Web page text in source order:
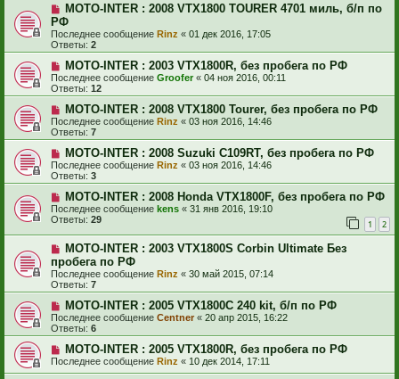
MOTO-INTER : 2008 VTX1800 TOURER 4701 миль, б/п по
РФ
Последнее сообщение Rinz « 01 дек 2016, 17:05
Ответы: 2
MOTO-INTER : 2003 VTX1800R, без пробега по РФ
Последнее сообщение Groofer« 04 ноя 2016, 00:11
Ответы: 12
MOTO-INTER : 2008 VTX1800 Tourer, без пробега по РФ
Последнее сообщение Rinz « 03 ноя 2016, 14:46
Ответы: 7
MOTO-INTER : 2008 Suzuki C109RT, без пробега по РФ
Последнее сообщение Rinz « 03 ноя 2016, 14:46
Ответы: 3
MOTO-INTER : 2008 Honda VTX1800F, без пробега по РФ
Последнее сообщение kens « 31 янв 2016, 19:10
Ответы: 29 1 2
MOTO-INTER : 2003 VTX1800S Corbin Ultimate Без
пробега по РФ
Последнее сообщение Rinz « 30 май 2015, 07:14
Ответы: 7
MOTO-INTER : 2005 VTX1800C 240 kit, б/п по РФ
Последнее сообщение Centner « 20 апр 2015, 16:22
Ответы: 6
MOTO-INTER : 2005 VTX1800R, без пробега по РФ
Последнее сообщение Rinz « 10 дек 2014, 17:11